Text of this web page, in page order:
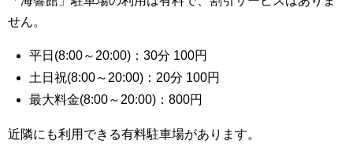
せん。
平日(8:00～20:00)：30分 100円
土日祝(8:00～20:00)：20分 100円
最大料金(8:00～20:00)：800円
近隣にも利用できる有料駐車場があります。